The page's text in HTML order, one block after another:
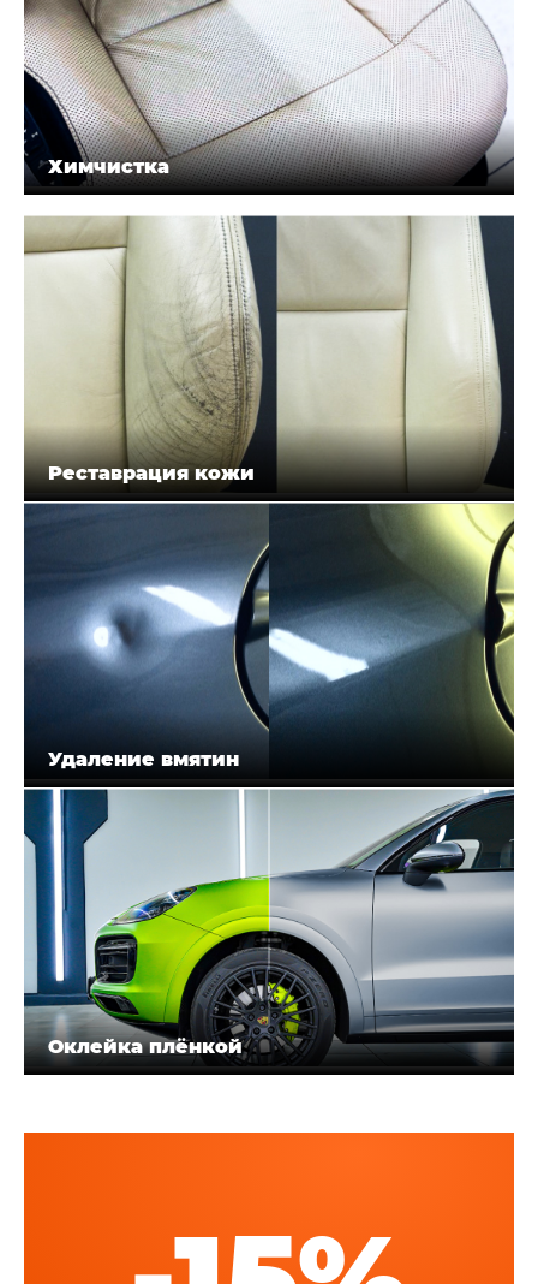
Химчистка
Реставрация кожи
Удаление вмятин
Оклейка плёнкой